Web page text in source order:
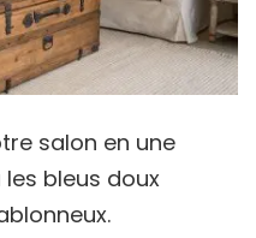
salon en une
les bleus doux